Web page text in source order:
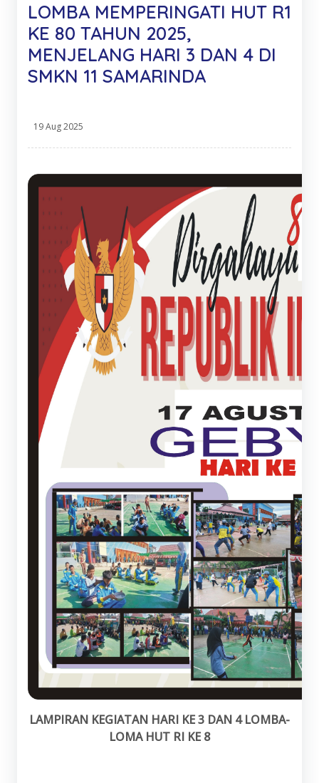
LOMBA MEMPERINGATI HUT R1
KE 80 TAHUN 2025,
MENJELANG HARI 3 DAN 4 DI
SMKN 11 SAMARINDA
19 Aug 2025
LAMPIRAN KEGIATAN HARI KE 3 DAN 4 LOMBA-
LOMA HUT RI KE 8